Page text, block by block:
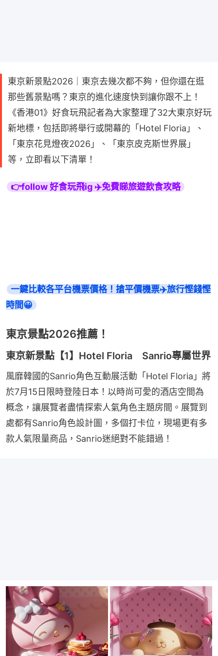
東京新景點2026｜東京去幾次都不夠，但你還在逛
那些舊景點嗎？東京的進化速度快到讓你跟不上！
《香港01》好食玩飛記者為大家整理了32大東京好玩
新地標，包括即將舉行或開幕的「Hotel Floria」、
「東京花見燈夜2026」、「東京皮克斯世界展」
等，立即看以下清單！
👉follow 好食玩飛ig ✈️免費睇旅遊飲食攻略
一鍵比較各平台機票價格！搶平價機票✈️旅行慳錢慳
時間😀
東京景點2026推薦！
東京新景點【1】Hotel Floria Sanrio專屬世界
風靡韓國的Sanrio角色互動展活動「Hotel Floria」將
於7月15日限時登陸日本！以時尚可愛的酒店空間為
概念，讓展覽者盡情探索人氣角色主題房間。展覽到
處都有Sanrio角色設計圖，多個打卡位，現場更有多
款人氣限量商品，Sanrio迷絕對不能錯過！